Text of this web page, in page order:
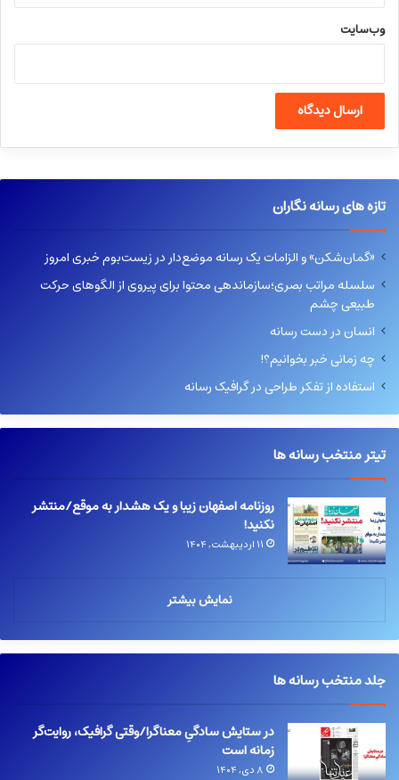
وب‌سایت
تازه های رسانه نگاران
«گمان‌شکن» و الزامات یک رسانه موضع‌دار در زیست‌بوم خبری امروز
سلسله مراتب بصری؛سازماندهی محتوا برای پیروی از الگوهای حرکت
طبیعی چشم
انسان در دست رسانه
چه زمانی خبر بخوانیم؟!
استفاده از تفکر طراحی در گرافیک رسانه
تیتر منتخب رسانه ها
روزنامه اصفهان زیبا و یک هشدار به موقع/منتشر
نکنید!
۱۱ اردیبهشت, ۱۴۰۴
نمایش بیشتر
جلد منتخب رسانه ها
در ستایش سادگیِ معناگرا/وقتی گرافیک، روایت‌گر
زمانه است
۸ دی, ۱۴۰۴